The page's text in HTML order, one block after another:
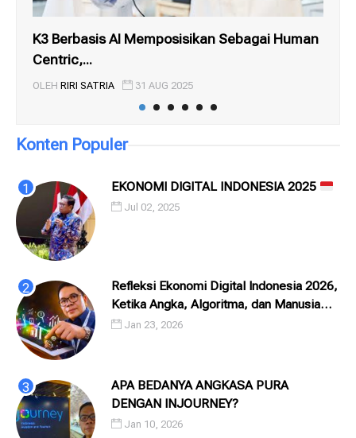
K3 Berbasis AI Memposisikan Sebagai Human
Centric,...
OLEH RIRI SATRIA 31 AUG 2025
Konten Populer
EKONOMI DIGITAL INDONESIA 2025
Jul 02, 2025
Refleksi Ekonomi Digital Indonesia 2026,
Ketika Angka, Algoritma, dan Manusia
Saling Menatap
Jan 23, 2026
APA BEDANYA ANGKASA PURA
DENGAN INJOURNEY?
Jan 10, 2026